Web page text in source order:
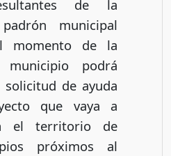
de la
municipal
momento de la
podrá
de ayuda
que vaya a
el territorio de
próximos al